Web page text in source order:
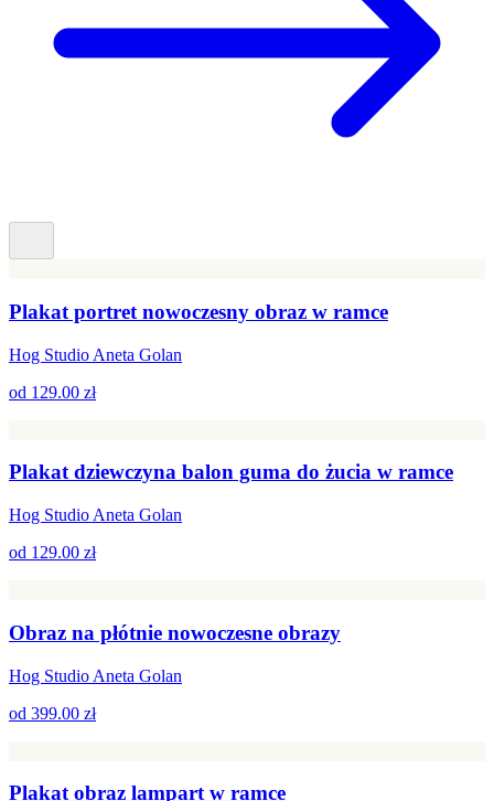
Plakat portret nowoczesny obraz w ramce
Hog Studio Aneta Golan
od 129.00 zł
Plakat dziewczyna balon guma do żucia w ramce
Hog Studio Aneta Golan
od 129.00 zł
Obraz na płótnie nowoczesne obrazy
Hog Studio Aneta Golan
od 399.00 zł
Plakat obraz lampart w ramce